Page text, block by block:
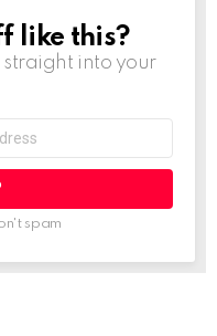
like this?
straight into your
spam